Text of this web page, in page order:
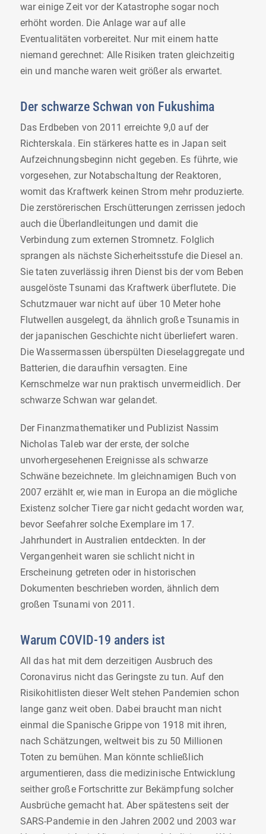
war einige Zeit vor der Katastrophe sogar noch
erhöht worden. Die Anlage war auf alle
Eventualitäten vorbereitet. Nur mit einem hatte
niemand gerechnet: Alle Risiken traten gleichzeitig
ein und manche waren weit größer als erwartet.
Der schwarze Schwan von Fukushima
Das Erdbeben von 2011 erreichte 9,0 auf der
Richterskala. Ein stärkeres hatte es in Japan seit
Aufzeichnungsbeginn nicht gegeben. Es führte, wie
vorgesehen, zur Notabschaltung der Reaktoren,
womit das Kraftwerk keinen Strom mehr produzierte.
Die zerstörerischen Erschütterungen zerrissen jedoch
auch die Überlandleitungen und damit die
Verbindung zum externen Stromnetz. Folglich
sprangen als nächste Sicherheitsstufe die Diesel an.
Sie taten zuverlässig ihren Dienst bis der vom Beben
ausgelöste Tsunami das Kraftwerk überflutete. Die
Schutzmauer war nicht auf über 10 Meter hohe
Flutwellen ausgelegt, da ähnlich große Tsunamis in
der japanischen Geschichte nicht überliefert waren.
Die Wassermassen überspülten Dieselaggregate und
Batterien, die daraufhin versagten. Eine
Kernschmelze war nun praktisch unvermeidlich. Der
schwarze Schwan war gelandet.
Der Finanzmathematiker und Publizist Nassim
Nicholas Taleb war der erste, der solche
unvorhergesehenen Ereignisse als schwarze
Schwäne bezeichnete. Im gleichnamigen Buch von
2007 erzählt er, wie man in Europa an die mögliche
Existenz solcher Tiere gar nicht gedacht worden war,
bevor Seefahrer solche Exemplare im 17.
Jahrhundert in Australien entdeckten. In der
Vergangenheit waren sie schlicht nicht in
Erscheinung getreten oder in historischen
Dokumenten beschrieben worden, ähnlich dem
großen Tsunami von 2011.
Warum COVID-19 anders ist
All das hat mit dem derzeitigen Ausbruch des
Coronavirus nicht das Geringste zu tun. Auf den
Risikohitlisten dieser Welt stehen Pandemien schon
lange ganz weit oben. Dabei braucht man nicht
einmal die Spanische Grippe von 1918 mit ihren,
nach Schätzungen, weltweit bis zu 50 Millionen
Toten zu bemühen. Man könnte schließlich
argumentieren, dass die medizinische Entwicklung
seither große Fortschritte zur Bekämpfung solcher
Ausbrüche gemacht hat. Aber spätestens seit der
SARS-Pandemie in den Jahren 2002 und 2003 war